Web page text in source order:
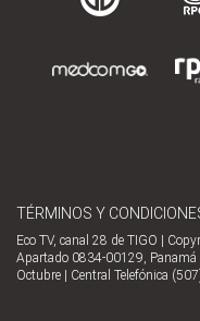
TÉRMINOS Y
Eco TV, canal 28 de TIGO |
Apartado 0834-00129, Panamá
Octubre | Central Telefónica